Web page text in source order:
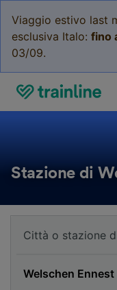
Viaggio estivo last
esclusiva Italo: fino
03/09.
Stazione di